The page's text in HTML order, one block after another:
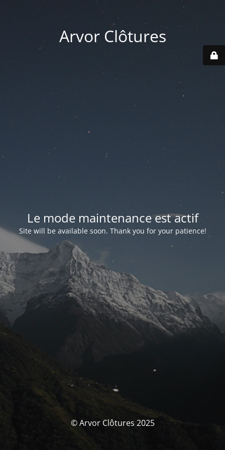
Arvor Clôtures
Le mode maintenance est actif
Site will be available soon. Thank you for your patience!
© Arvor Clôtures 2025